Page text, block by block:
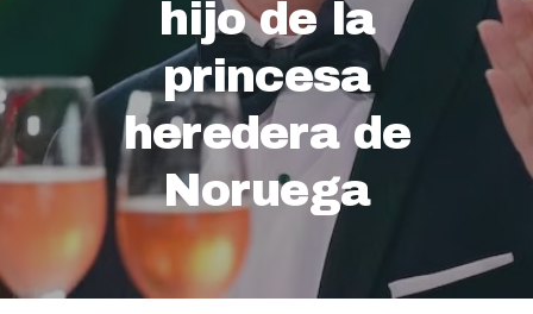
hijo de la
princesa
heredera de
Noruega